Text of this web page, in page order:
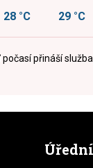
28 °C 29 °C
počasí přináší služba